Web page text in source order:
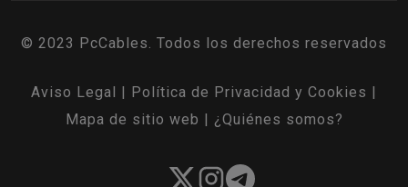
© 2023 PcCables. Todos los derechos reservados
Aviso Legal Política de Privacidad y Cookies
Mapa de sitio web
¿Quiénes somos?